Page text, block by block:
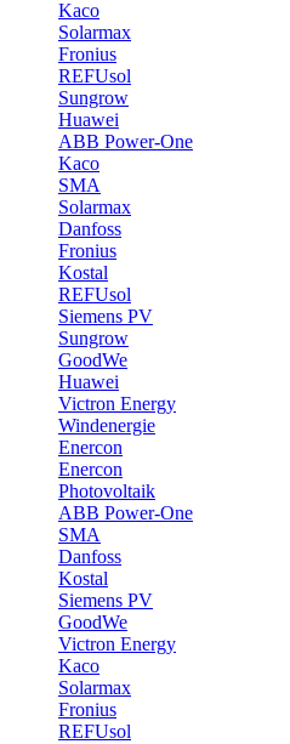
Kaco
Solarmax
Fronius
REFUsol
Sungrow
Huawei
ABB Power-One
Kaco
SMA
Solarmax
Danfoss
Fronius
Kostal
REFUsol
Siemens PV
Sungrow
GoodWe
Huawei
Victron Energy
Windenergie
Enercon
Enercon
Photovoltaik
ABB Power-One
SMA
Danfoss
Kostal
Siemens PV
GoodWe
Victron Energy
Kaco
Solarmax
Fronius
REFUsol